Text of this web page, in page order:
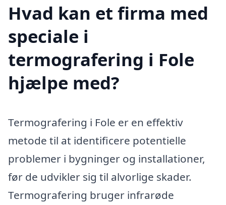
Hvad kan et firma med
speciale i
termografering i Fole
hjælpe med?
Termografering i Fole er en effektiv
metode til at identificere potentielle
problemer i bygninger og installationer,
før de udvikler sig til alvorlige skader.
Termografering bruger infrarøde